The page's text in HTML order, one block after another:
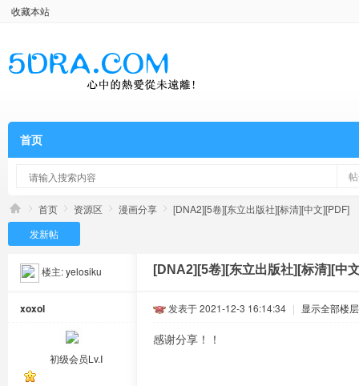
收藏本站
首页
首页 资源区 漫画分享
[DNA2][5卷][东立出版社][标清][中文][PDF]
发新帖
楼主:yelosiku [DNA2][5卷][东立出版社][标清][中
xoxol
初级会员Lv.Ⅰ
发表于 2021-12-3 16:14:34 | 显示全部楼层
感谢分享！！